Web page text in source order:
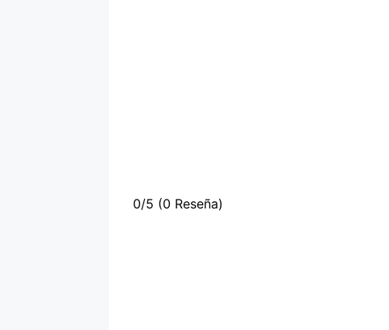
0/5 (0 Reseña)